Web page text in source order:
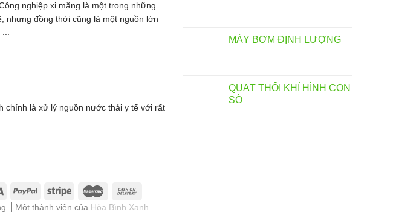
nghiệp xi măng là một trong những
nhưng đồng thời cũng là một nguồn lớn
chính là xử lý nguồn nước thải y tế với rất
MÁY BƠM ĐỊNH LƯỢNG
QUẠT THỔI KHÍ HÌNH CON
SÒ
Một thành viên của Hòa Bình Xanh